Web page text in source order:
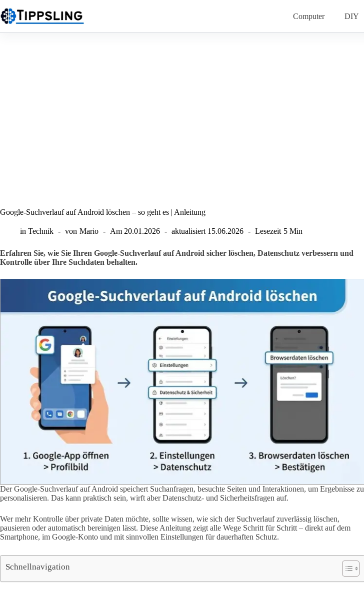
Inhalt
springen
Computer DIY
Google-Suchverlauf auf Android löschen – so geht es | Anleitung
in Technik von Mario Am 20.01.2026 aktualisiert 15.06.2026 Lesezeit 5 Min
Erfahren Sie, wie Sie Ihren Google-Suchverlauf auf Android sicher löschen, Datenschutz verbessern und
Kontrolle über Ihre Suchdaten behalten.
Der Google-Suchverlauf auf Android speichert Suchanfragen, besuchte Seiten und Interaktionen, um Ergebnisse zu
personalisieren. Das kann praktisch sein, wirft aber Datenschutz- und Sicherheitsfragen auf.
Wer mehr Kontrolle über private Daten möchte, sollte wissen, wie sich der Suchverlauf zuverlässig löschen,
pausieren oder automatisch bereinigen lässt. Diese Anleitung zeigt alle Wege Schritt für Schritt – direkt auf dem
Smartphone, im Google-Konto und mit sinnvollen Einstellungen für dauerhaften Schutz.
Schnellnavigation